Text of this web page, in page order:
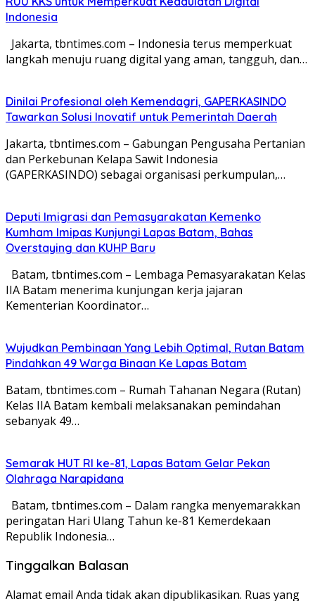
Indonesia
Jakarta, tbntimes.com – Indonesia terus memperkuat
langkah menuju ruang digital yang aman, tangguh, dan…
Dinilai Profesional oleh Kemendagri, GAPERKASINDO
Tawarkan Solusi Inovatif untuk Pemerintah Daerah
Jakarta, tbntimes.com – Gabungan Pengusaha Pertanian
dan Perkebunan Kelapa Sawit Indonesia
(GAPERKASINDO) sebagai organisasi perkumpulan,…
Deputi Imigrasi dan Pemasyarakatan Kemenko
Kumham Imipas Kunjungi Lapas Batam, Bahas
Overstaying dan KUHP Baru
Batam, tbntimes.com – Lembaga Pemasyarakatan Kelas
IIA Batam menerima kunjungan kerja jajaran
Kementerian Koordinator…
Wujudkan Pembinaan Yang Lebih Optimal, Rutan Batam
Pindahkan 49 Warga Binaan Ke Lapas Batam
Batam, tbntimes.com – Rumah Tahanan Negara (Rutan)
Kelas IIA Batam kembali melaksanakan pemindahan
sebanyak 49…
Semarak HUT RI ke-81, Lapas Batam Gelar Pekan
Olahraga Narapidana
Batam, tbntimes.com – Dalam rangka menyemarakkan
peringatan Hari Ulang Tahun ke-81 Kemerdekaan
Republik Indonesia…
Tinggalkan Balasan
Alamat email Anda tidak akan dipublikasikan. Ruas yang